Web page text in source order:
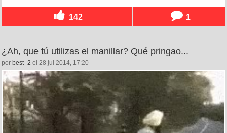
142 1
¿Ah, que tú utilizas el manillar? Qué pringao...
por best_2 el 28 jul 2014, 17:20